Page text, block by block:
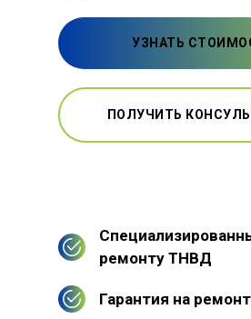
УЗНАТЬ
ПОЛУЧИТЬ
ремонту ТНВД
Гарантия на